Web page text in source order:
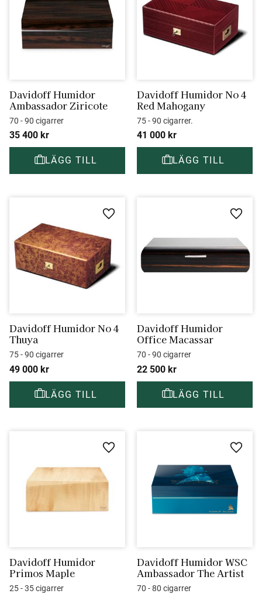
Davidoff Humidor
Ambassador Ziricote
70 - 90 cigarrer
35 400 kr
Davidoff Humidor No 4
Red Mahogany
75 - 90 cigarrer.
41 000 kr
Davidoff Humidor No 4
Thuya
75 - 90 cigarrer
49 000 kr
Lägg till i favoriter
Davidoff Humidor
Office Macassar
70 - 90 cigarrer
22 500 kr
Lägg
Davidoff Humidor
Primos Maple
25 - 35 cigarrer
Lägg till i favoriter
Davidoff Humidor WSC
Ambassador The Artist
70 - 80 cigarrer
Lägg